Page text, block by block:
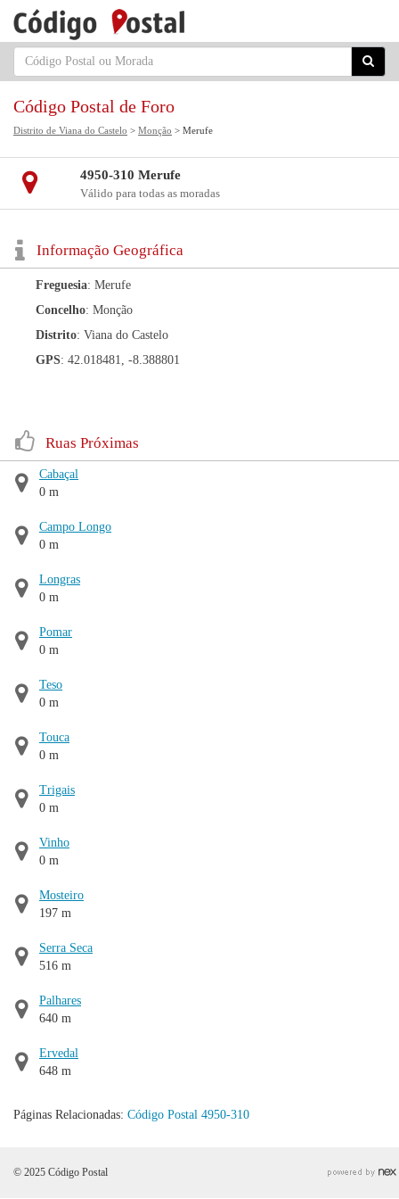
Código Postal de Foro
Distrito de Viana do Castelo > Monção > Merufe
4950-310 Merufe
Válido para todas as moradas
Informação Geográfica
Freguesia: Merufe
Concelho: Monção
Distrito: Viana do Castelo
GPS: 42.018481, -8.388801
Ruas Próximas
Cabaçal
0 m
Campo Longo
0 m
Longras
0 m
Pomar
0 m
Teso
0 m
Touca
0 m
Trigais
0 m
Vinho
0 m
Mosteiro
197 m
Serra Seca
516 m
Palhares
640 m
Ervedal
648 m
Páginas Relacionadas: Código Postal 4950-310
© 2025 Código Postal